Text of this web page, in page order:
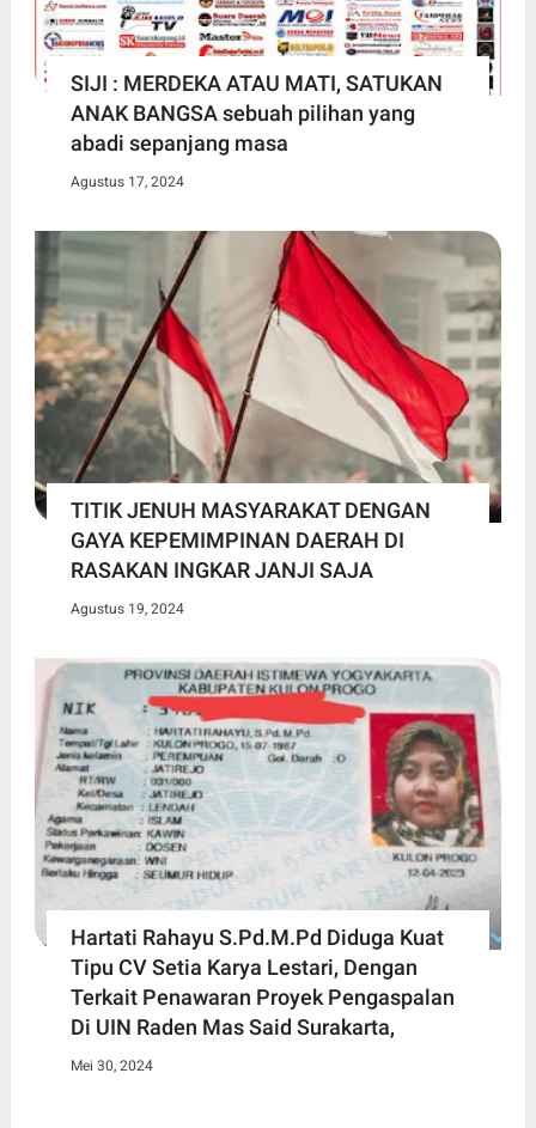
SIJI : MERDEKA ATAU MATI, SATUKAN
ANAK BANGSA sebuah pilihan yang
abadi sepanjang masa
Agustus 17, 2024
TITIK JENUH MASYARAKAT DENGAN
GAYA KEPEMIMPINAN DAERAH DI
RASAKAN INGKAR JANJI SAJA
Agustus 19, 2024
Hartati Rahayu S.Pd.M.Pd Diduga Kuat
Tipu CV Setia Karya Lestari, Dengan
Terkait Penawaran Proyek Pengaspalan
Di UIN Raden Mas Said Surakarta,
Mei 30, 2024